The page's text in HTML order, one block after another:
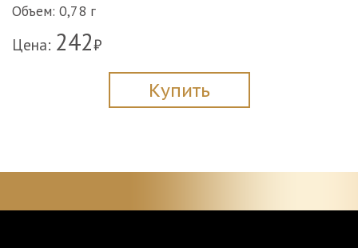
Объем: 0,78 г
Цена: 242₽
Купить